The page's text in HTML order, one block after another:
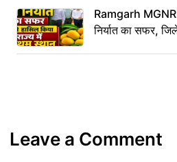
Ramgarh
निर्यात का सफर,
Leave a Comment